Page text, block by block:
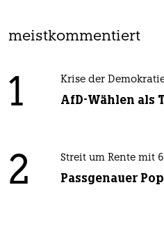
meistkommentiert
1 Krise der
AfD-Wählen als
2 Streit um Rente mit
Passgenauer